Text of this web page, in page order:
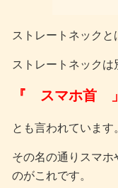
ストレートネックと
ストレートネックは
『 スマホ首 」
とも言われています。
その名の通りスマ
のがこれです。